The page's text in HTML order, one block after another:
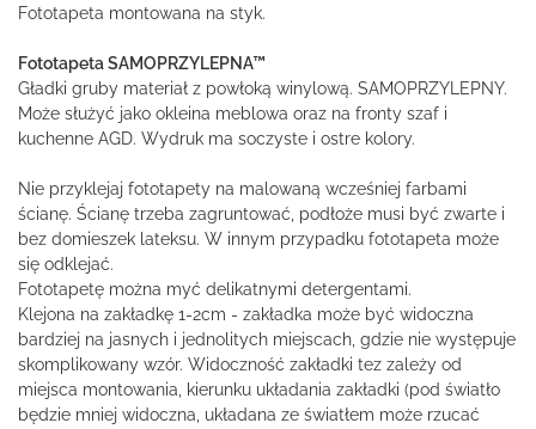
Fototapeta montowana na styk.
Fototapeta SAMOPRZYLEPNA™
Gładki gruby materiał z powłoką winylową. SAMOPRZYLEPNY.
Może służyć jako okleina meblowa oraz na fronty szaf i
kuchenne AGD. Wydruk ma soczyste i ostre kolory.
Nie przyklejaj fototapety na malowaną wcześniej farbami
ścianę. Ścianę trzeba zagruntować, podłoże musi być zwarte i
bez domieszek lateksu. W innym przypadku fototapeta może
się odklejać.
Fototapetę można myć delikatnymi detergentami.
Klejona na zakładkę 1-2cm - zakładka może być widoczna
bardziej na jasnych i jednolitych miejscach, gdzie nie występuje
skomplikowany wzór. Widoczność zakładki tez zależy od
miejsca montowania, kierunku układania zakładki (pod światło
będzie mniej widoczna, układana ze światłem może rzucać